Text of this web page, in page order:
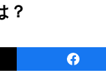
？